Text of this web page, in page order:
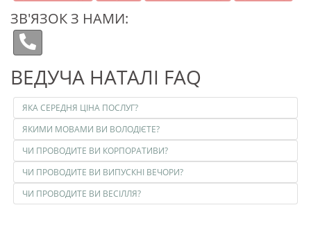
ЗВ'ЯЗОК З НАМИ:
ВЕДУЧА НАТАЛІ FAQ
ЯКА СЕРЕДНЯ ЦІНА ПОСЛУГ?
ЯКИМИ МОВАМИ ВИ ВОЛОДІЄТЕ?
ЧИ ПРОВОДИТЕ ВИ КОРПОРАТИВИ?
ЧИ ПРОВОДИТЕ ВИ ВИПУСКНІ ВЕЧОРИ?
ЧИ ПРОВОДИТЕ ВИ ВЕСІЛЛЯ?